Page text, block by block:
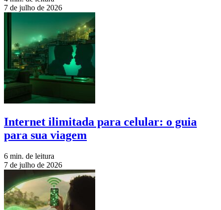
7 de julho de 2026
Internet ilimitada para celular: o guia
para sua viagem
6 min. de leitura
7 de julho de 2026